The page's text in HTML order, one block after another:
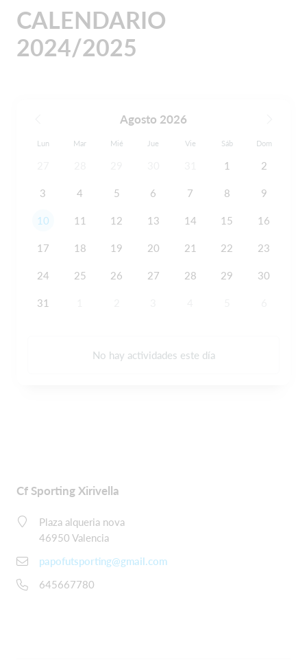
CALENDARIO
2024/2025
Agosto 2026
Lun Mar Mié Jue Vie Sáb Dom
1 2
3 4 5 6 7 8 9
10 11 12 13 14 15 16
17 18 19 20 21 22 23
24 25 26 27 28 29 30
31
No hay actividades este día
Cf Sporting Xirivella
Plaza alqueria nova
46950 Valencia
papofutsporting@gmail.com
645667780